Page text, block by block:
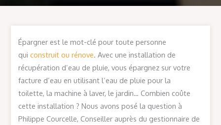
Épargner est le mot-clé pour toute personne
quiconstruit ou rénove . Avec une installation de
récupération d’eau de pluie, vous épargnez sur votre
facture d’eau en utilisant l’eau de pluie pour la
toilette, la machine à laver, le jardin… Combien coûte
cette installation ? Nous avons posé la question à
Philippe Courcelle, Conseiller auprès du gestionnaire de